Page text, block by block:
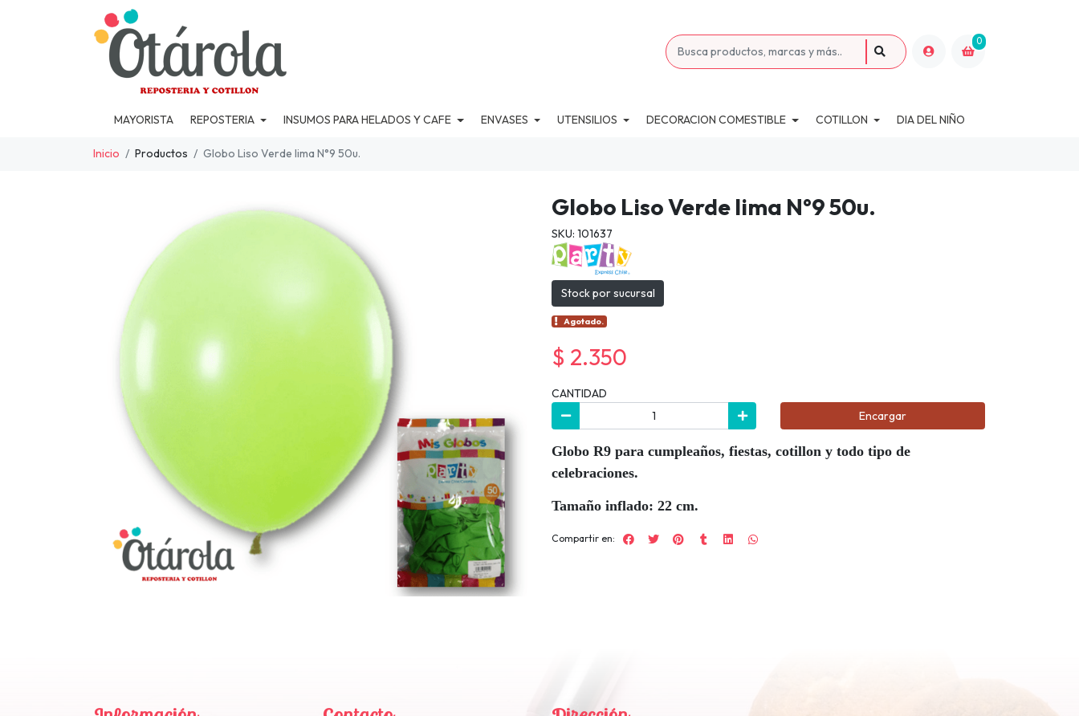
0
MAYORISTA REPOSTERIA INSUMOS PARA HELADOS Y CAFE ENVASES UTENSILIOS DECORACION COMESTIBLE COTILLON DIA DEL NIÑO
Inicio Productos Globo Liso Verde lima N°9 50u.
Globo Liso Verde lima N°9 50u.
SKU: 101637
Stock por sucursal
Agotado.
$ 2.350
CANTIDAD
Encargar
Globo R9 para cumpleaños, fiestas, cotillon y todo tipo de
celebraciones.
Tamaño inflado: 22 cm.
Compartir en: